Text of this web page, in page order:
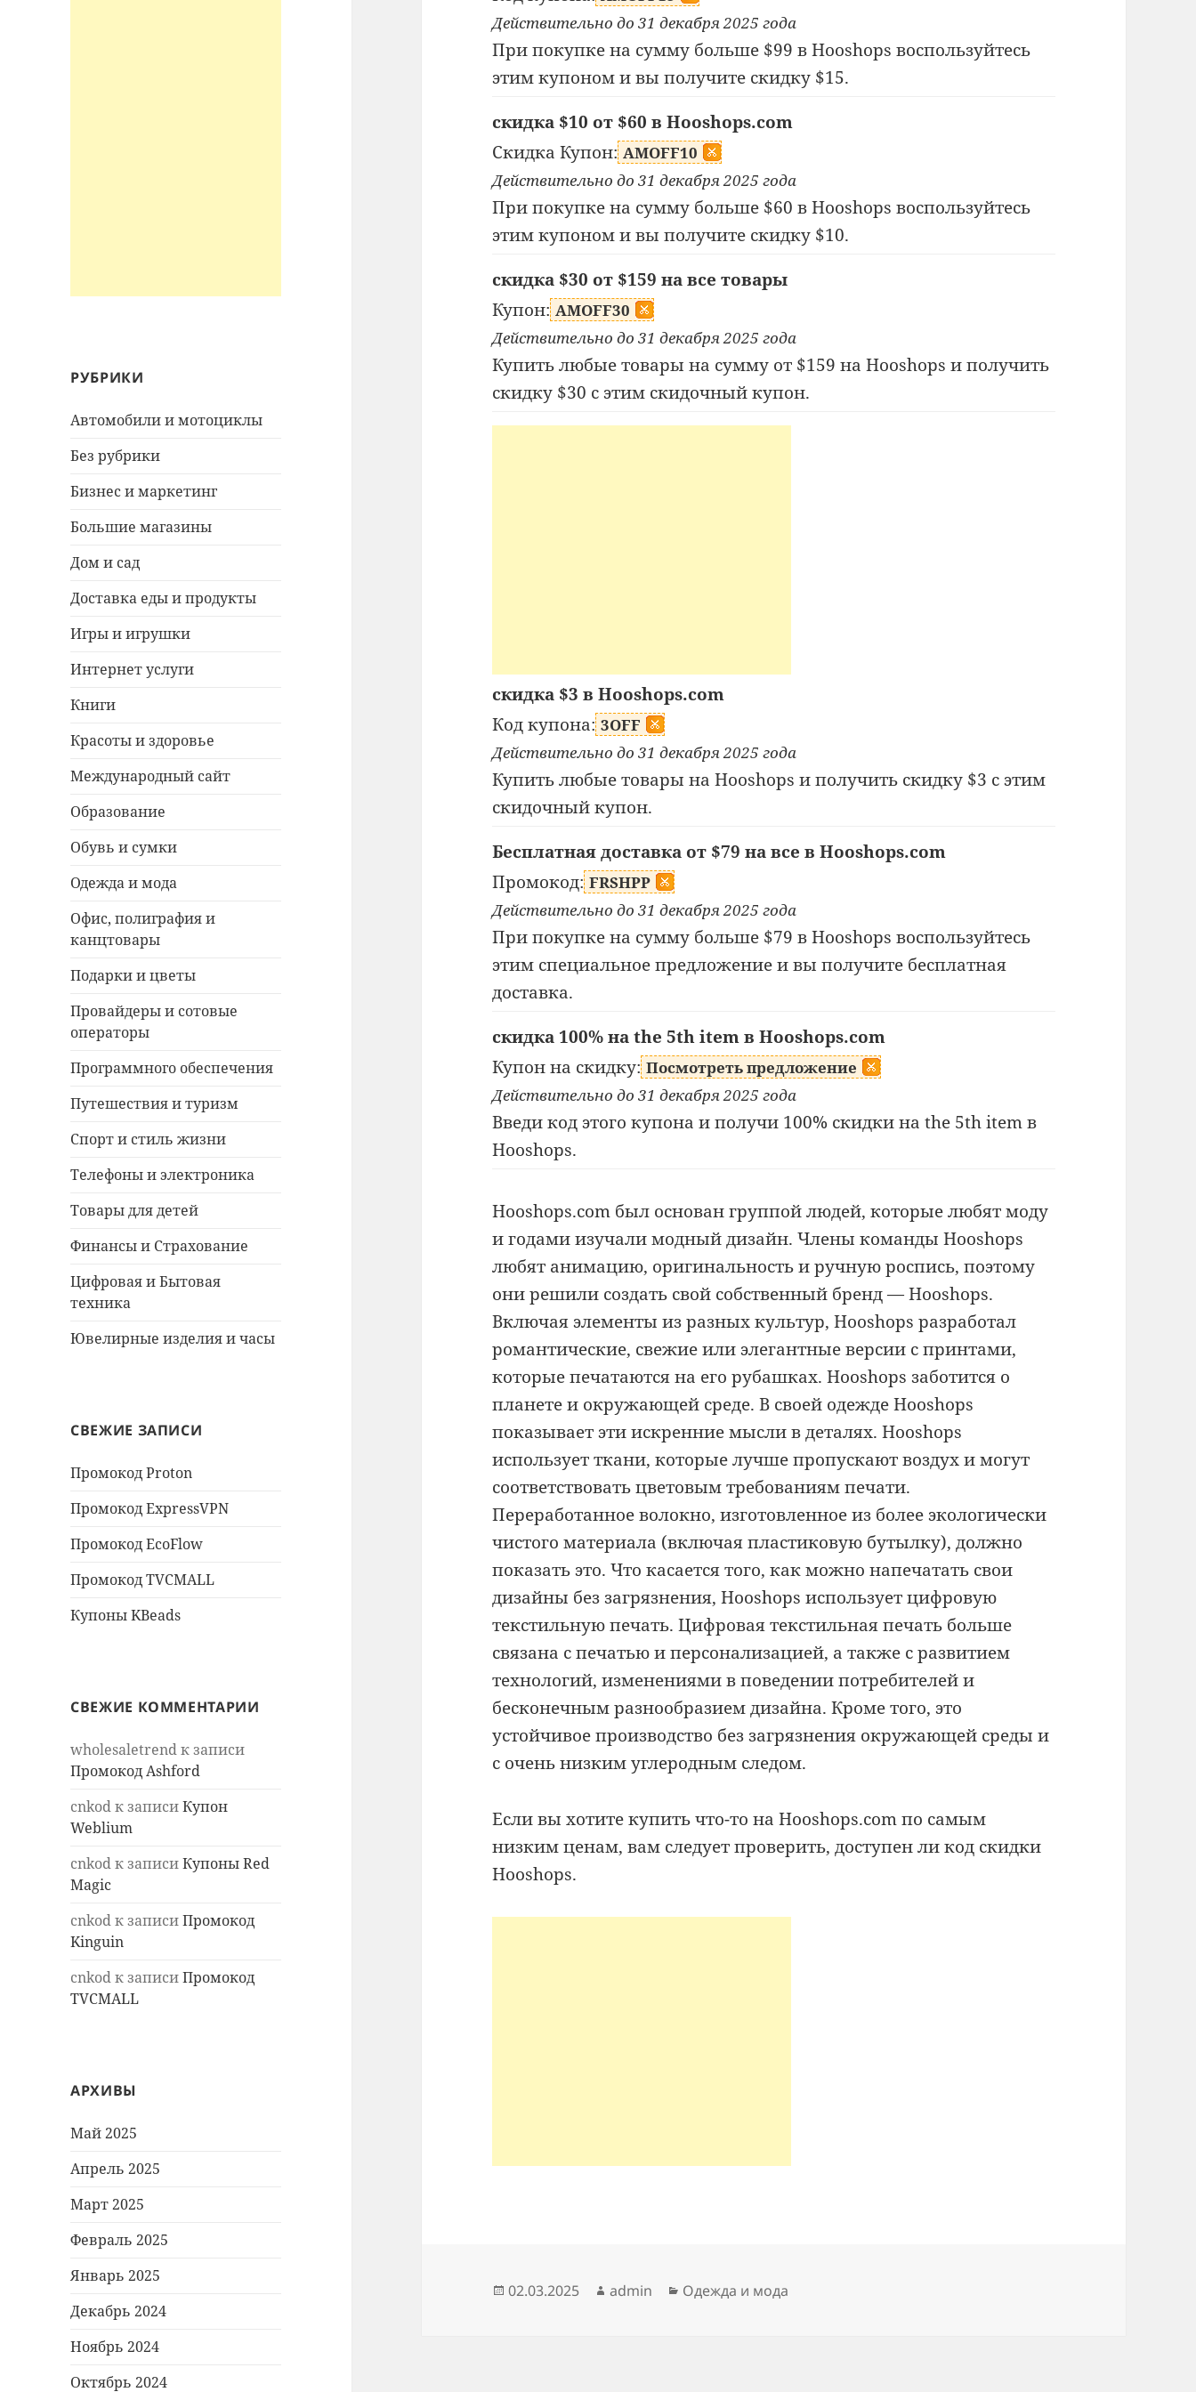
РУБРИКИ
Автомобили и мотоциклы
Без рубрики
Бизнес и маркетинг
Большие магазины
Дом и сад
Доставка еды и продукты
Игры и игрушки
Интернет услуги
Книги
Красоты и здоровье
Международный сайт
Образование
Обувь и сумки
Одежда и мода
Офис, полиграфия и
канцтовары
Подарки и цветы
Провайдеры и сотовые
операторы
Программного обеспечения
Путешествия и туризм
Спорт и стиль жизни
Телефоны и электроника
Товары для детей
Финансы и Страхование
Цифровая и Бытовая
техника
Ювелирные изделия и часы
СВЕЖИЕ ЗАПИСИ
Промокод Proton
Промокод ExpressVPN
Промокод EcoFlow
Промокод TVCMALL
Купоны KBeads
СВЕЖИЕ КОММЕНТАРИИ
wholesaletrendк записи
Промокод Ashford
cnkodк записиКупон
Weblium
cnkodк записиКупоны Red
Magic
cnkodк записиПромокод
Kinguin
cnkodк записиПромокод
TVCMALL
АРХИВЫ
Май 2025
Апрель 2025
Март 2025
Февраль 2025
Январь 2025
Декабрь 2024
Ноябрь 2024
Октябрь 2024
Действительно до 31 декабря 2025 года
При покупке на сумму больше $99 в Hooshops воспользуйтесь
этим купоном и вы получите скидку $15.
скидка $10 от $60 в Hooshops.com
Скидка Купон: AMOFF10
Действительно до 31 декабря 2025 года
При покупке на сумму больше $60 в Hooshops воспользуйтесь
этим купоном и вы получите скидку $10.
скидка $30 от $159 на все товары
Купон: AMOFF30
Действительно до 31 декабря 2025 года
Купить любые товары на сумму от $159 на Hooshops и получить
скидку $30 с этим скидочный купон.
скидка $3 в Hooshops.com
Код купона: 3OFF
Действительно до 31 декабря 2025 года
Купить любые товары на Hooshops и получить скидку $3 с этим
скидочный купон.
Бесплатная доставка от $79 на все в Hooshops.com
Промокод: FRSHPP
Действительно до 31 декабря 2025 года
При покупке на сумму больше $79 в Hooshops воспользуйтесь
этим специальное предложение и вы получите бесплатная
доставка.
скидка 100% на the 5th item в Hooshops.com
Купон на скидку: Посмотреть предложение
Действительно до 31 декабря 2025 года
Введи код этого купона и получи 100% скидки на the 5th item в
Hooshops.
Hooshops.com был основан группой людей, которые любят моду
и годами изучали модный дизайн. Члены команды Hooshops
любят анимацию, оригинальность и ручную роспись, поэтому
они решили создать свой собственный бренд — Hooshops.
Включая элементы из разных культур, Hooshops разработал
романтические, свежие или элегантные версии с принтами,
которые печатаются на его рубашках. Hooshops заботится о
планете и окружающей среде. В своей одежде Hooshops
показывает эти искренние мысли в деталях. Hooshops
использует ткани, которые лучше пропускают воздух и могут
соответствовать цветовым требованиям печати.
Переработанное волокно, изготовленное из более экологически
чистого материала (включая пластиковую бутылку), должно
показать это. Что касается того, как можно напечатать свои
дизайны без загрязнения, Hooshops использует цифровую
текстильную печать. Цифровая текстильная печать больше
связана с печатью и персонализацией, а также с развитием
технологий, изменениями в поведении потребителей и
бесконечным разнообразием дизайна. Кроме того, это
устойчивое производство без загрязнения окружающей среды и
с очень низким углеродным следом.
Если вы хотите купить что-то на Hooshops.com по самым
низким ценам, вам следует проверить, доступен ли код скидки
Hooshops.
Опубликовано
02.03.2025 Автор
admin Рубрики
Одежда и мода